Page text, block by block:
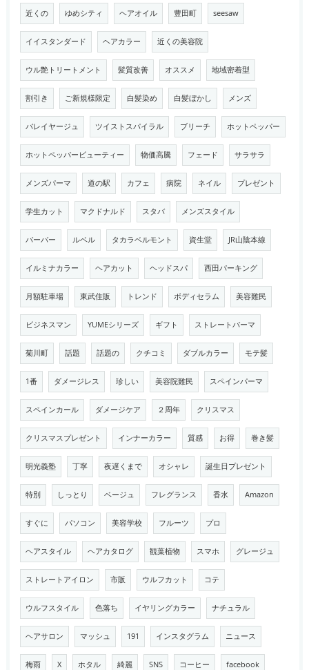
近くの ゆめシティ ヘアオイル 豊田町 seesaw
イイスタンダード ヘアカラー 近くの美容院
ウル艶トリートメント 髪質改善 オススメ 地域密着型
割引き ご新規様限定 白髪染め 白髪ぼかし メンズ
バレイヤージュ ツイストスパイラル ブリーチ ホットペッパー
ホットペッパービューティー 物価高騰 フェード サラサラ
メンズパーマ 道の駅 カフェ 病院 ネイル プレゼント
学生カット マクドナルド スタバ メンズスタイル
バーバー ルベル タカラベルモント 資生堂 JR山陰本線
イルミナカラー ヘアカット ヘッドスパ 西田パーキング
月額駐車場 東武住販 トレンド ボディセラム 美容難民
ビジネスマン YUMEシリーズ ギフト ストレートパーマ
菊川町 話題 話題の クチコミ ダブルカラー モテ髪
1番 ダメージレス 珍しい 美容院難民 スペインパーマ
スペインカール ダメージケア ２周年 クリスマス
クリスマスプレゼント インナーカラー 質感 お得 巻き髪
明光義塾 丁寧 夜遅くまで オシャレ 誕生日プレゼント
特別 しっとり ベージュ フレグランス 香水 Amazon
すぐに パソコン 美容学校 フルーツ プロ
ヘアスタイル ヘアカタログ 観葉植物 スマホ グレージュ
ストレートアイロン 市販 ウルフカット コテ
ウルフスタイル 色落ち イヤリングカラー ナチュラル
ヘアサロン マッシュ 191 インスタグラム ニュース
梅雨 X ホタル 綺麗 SNS コーヒー facebook